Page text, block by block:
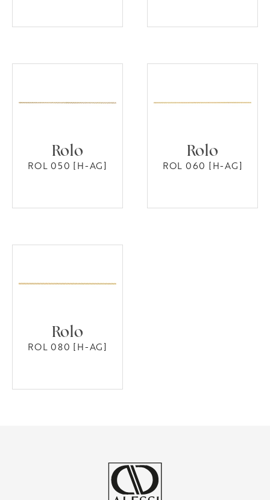
Rolo
ROL 050 [H-AG]
Rolo
ROL 060 [H-AG]
Rolo
ROL 080 [H-AG]